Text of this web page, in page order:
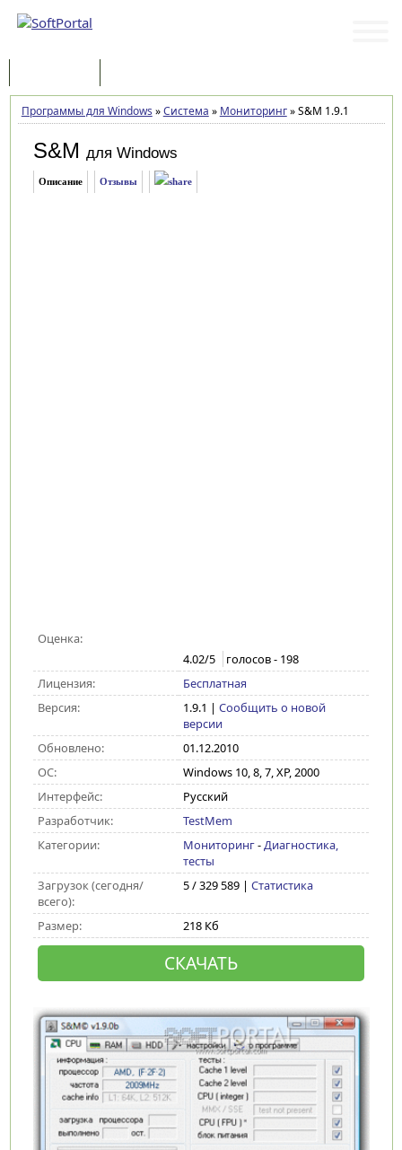
Программы для Windows »Система » Мониторинг»S&M 1.9.1
S&M для Windows
Описание Отзывы
Оценка:
4.02/5 голосов - 198
Лицензия:
Бесплатная
Версия:
1.9.1 | Сообщить о новой
версии
Обновлено:
01.12.2010
ОС:
Windows 10, 8, 7, XP, 2000
Интерфейс:
Русский
Разработчик:
TestMem
Категории:
Мониторинг-Диагностика,
тесты
Загрузок (сегодня/
всего):
5 / 329 589 | Статистика
Размер: 218 Кб
СКАЧАТЬ